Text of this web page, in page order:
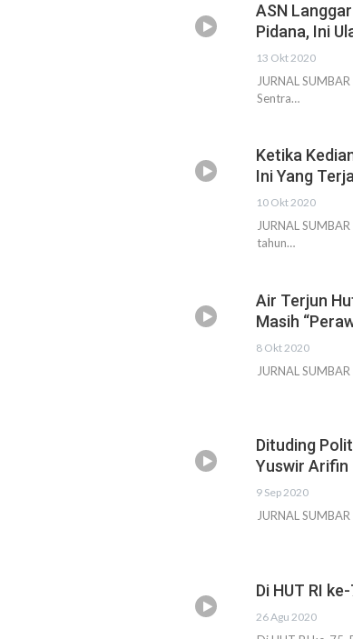
ASN
Pidana, Ini
13 Okt 2020
JURNAL
Sentra…
Ketika
Ini Yang
10 Okt 2020
JURNAL
tahun…
Air Terjun
Masih
8 Okt 2020
JURNAL
Dituding
Yuswir Arifin
9 Sep 2020
JURNAL
Di HUT RI
26 Agu 2020